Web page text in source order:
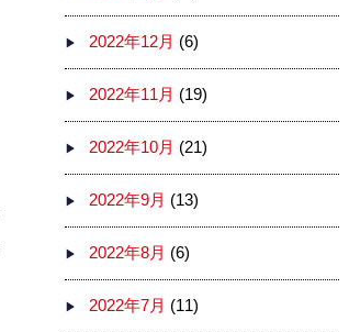
2022年12月 (6)
2022年11月 (19)
2022年10月 (21)
2022年9月 (13)
2022年8月 (6)
2022年7月 (11)